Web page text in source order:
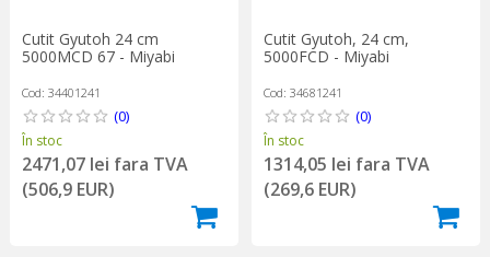
Cutit Gyutoh 24 cm
5000MCD 67 - Miyabi
Cod: 34401241
(0)
În stoc
2471,07 lei fara TVA
(506,9 EUR)
Cutit Gyutoh, 24 cm,
5000FCD - Miyabi
Cod: 34681241
(0)
În stoc
1314,05 lei fara TVA
(269,6 EUR)